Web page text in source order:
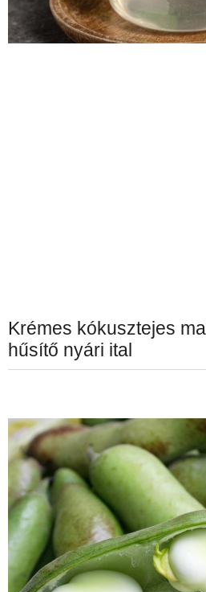
Krémes kókusztejes
hűsítő nyári ital